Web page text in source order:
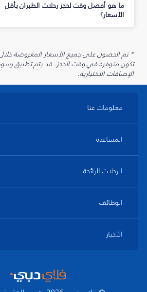
ما هو أفضل وقت لحجز رحلات الطيران بأقل
الأسعار؟
تكون متوفرة في وقت الحجز. قد يتم تطبيق
الإضافات الاختيارية.
معلومات عنا
المساعدة
الرحلات الرائجة
الوظائف
الأخبار